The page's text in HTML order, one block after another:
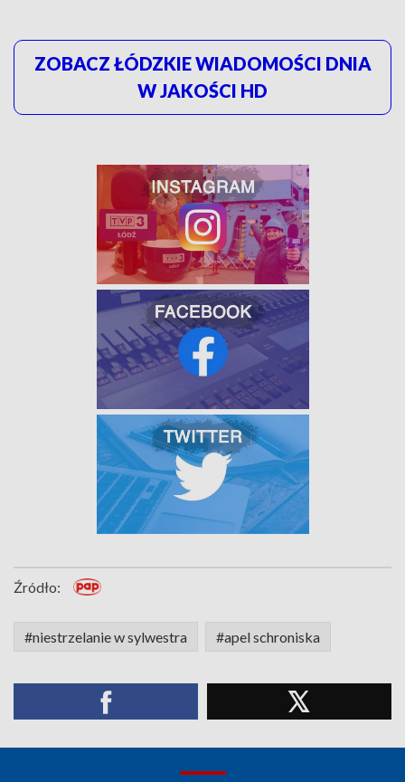
ZOBACZ ŁÓDZKIE WIADOMOŚCI DNIA
W JAKOŚCI HD
Źródło:
#niestrzelanie w sylwestra #apel schroniska